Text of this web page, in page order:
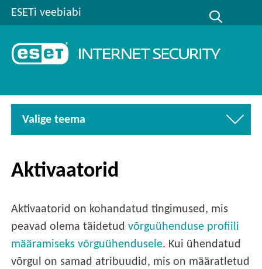
ESETi veebiabi
Valige teema
Aktivaatorid
Aktivaatorid on kohandatud tingimused, mis
peavad olema täidetudvõrguühenduse profiili
määramiseks võrguühendusele. Kui ühendatud
võrgul on samad atribuudid, mis on määratletud